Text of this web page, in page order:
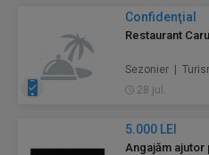
Confidenţial
Restaurant
Sezonier |
28 jul.
5.000 LEI
Angajăm ajutor